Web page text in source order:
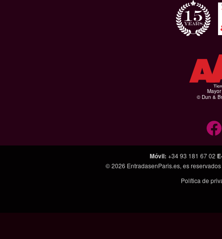
© Dun &
Móvil: +34 93 181 67 02
© 2026 EntradasenParis.es, es
Política de